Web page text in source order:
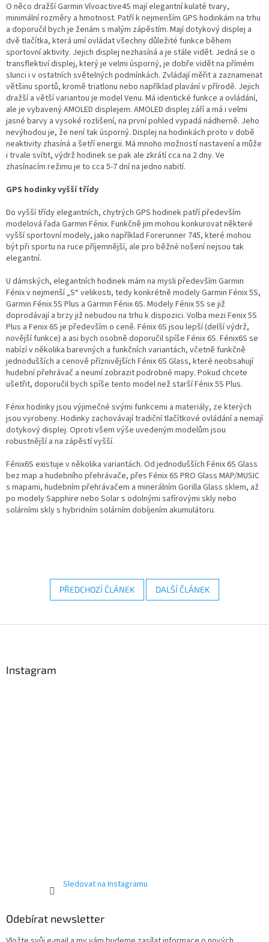
O něco dražší Garmin Vívoactive4S mají elegantní kulaté tvary,
minimální rozměry a hmotnost. Patří k nejmenším GPS hodinkám na trhu
a doporučil bych je ženám s malým zápěstím. Mají dotykový displej a
dvě tlačítka, která umí ovládat všechny důležité funkce během
sportovní aktivity. Jejich displej nezhasíná a je stále vidět. Jedná se o
transflektiví displej, který je velmi úsporný, je dobře vidět na přímém
slunci i v ostatních světelných podmínkách. Zvládají měřit a zaznamenat
většinu sportů, kromě triatlonu nebo například plavání v přírodě. Jejich
dražší a větší variantou je model Venu. Má identické funkce a ovládání,
ale je vybavený AMOLED displejem. AMOLED displej září a má i velmi
jasné barvy a vysoké rozlišení, na první pohled vypadá nádherně. Jeho
nevýhodou je, že není tak úsporný. Displej na hodinkách proto v době
neaktivity zhasíná a šetří energii. Má mnoho možností nastavení a může
i trvale svítit, výdrž hodinek se pak ale zkrátí cca na 2 dny. Ve
zhasínacím režimu je to cca 5-7 dní na jedno nabití.
GPS hodinky vyšší třídy
Do vyšší třídy elegantních, chytrých GPS hodinek patří především
modelová řada Garmin Fénix. Funkčně jim mohou konkurovat některé
vyšší sportovní modely, jako například Forerunner 745, které mohou
být při sportu na ruce příjemnější, ale pro běžné nošení nejsou tak
elegantní.
U dámských, elegantních hodinek mám na mysli především Garmin
Fénix v nejmenší „S“ velikosti, tedy konkrétně modely Garmin Fénix 5S,
Garmin Fénix 5S Plus a Garmin Fénix 6S. Modely Fénix 5S se již
doprodávají a brzy již nebudou na trhu k dispozici. Volba mezi Fenix 5S
Plus a Fenix 6S je především o ceně. Fénix 6S jsou lepší (delší výdrž,
novější funkce) a asi bych osobně doporučil spíše Fénix 6S. Fénix6S se
nabízí v několika barevných a funkčních variantách, včetně funkčně
jednodušších a cenově příznivějších Fénix 6S Glass, které neobsahují
hudební přehrávač a neumí zobrazit podrobné mapy. Pokud chcete
ušetřit, doporučil bych spíše tento model než starší Fénix 5S Plus.
Fénix hodinky jsou výjimečné svými funkcemi a materiály, ze kterých
jsou vyrobeny. Hodinky zachovávají tradiční tlačítkové ovládání a nemají
dotykový displej. Oproti všem výše uvedeným modelům jsou
robustnější a na zápěstí vyšší.
Fénix6S existuje v několika variantách. Od jednodušších Fénix 6S Glass
bez map a hudebního přehrávače, přes Fénix 6S PRO Glass MAP/MUSIC
s mapami, hudebním přehrávačem a minerálním Gorilla Glass sklem, až
po modely Sapphire nebo Solar s odolnými safírovými skly nebo
solárními skly s hybridním solárním dobíjením akumulátoru.
PŘEDCHOZÍ ČLÁNEK DALŠÍ ČLÁNEK
Instagram
Sledovat na Instagramu
Odebírat newsletter
Powered by chaterimo